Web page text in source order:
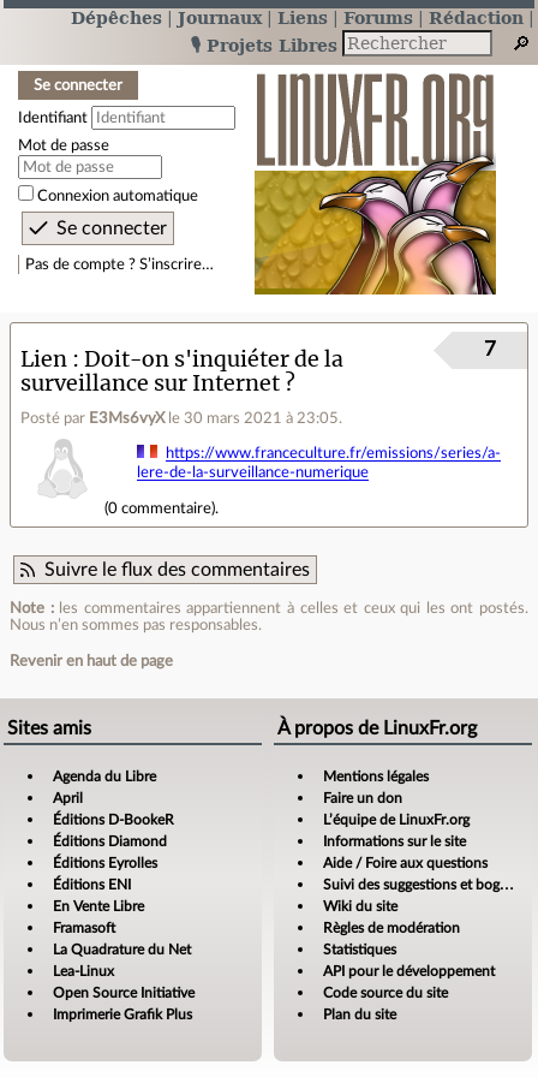
Dépêches Journaux Liens Forums
Rédaction
🎙️ Projets Libres
Se connecter
Identifiant
Mot de passe
Connexion automatique
Pas de compte ? S’inscrire…
Lien
Doit-on s'inquiéter de la
surveillance sur Internet ?
Posté par E3Ms6vyX le 30 mars 2021 à 23:05.
7
https://www.franceculture.fr/emissions/series/a-
lere-de-la-surveillance-numerique
(0 commentaire).
Suivre le flux des commentaires
Note :les commentaires appartiennent à celles et ceux qui les ont postés.
Nous n’en sommes pas responsables.
Revenir en haut de page
Sites amis
Agenda du Libre
April
Éditions D-BookeR
Éditions Diamond
Éditions Eyrolles
Éditions ENI
En Vente Libre
Framasoft
La Quadrature du Net
Lea-Linux
Open Source Initiative
Imprimerie Grafik Plus
À propos de LinuxFr.org
Mentions légales
Faire un don
L’équipe de LinuxFr.org
Informations sur le site
Aide / Foire aux questions
Suivi des suggestions et bogues
Wiki du site
Règles de modération
Statistiques
API pour le développement
Code source du site
Plan du site